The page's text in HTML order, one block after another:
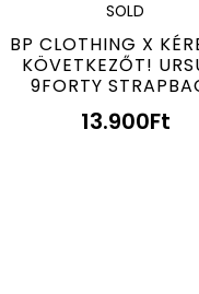
SOLD
BP CLOTHING X
KÖVETKEZŐT!
9FORTY
13.900Ft